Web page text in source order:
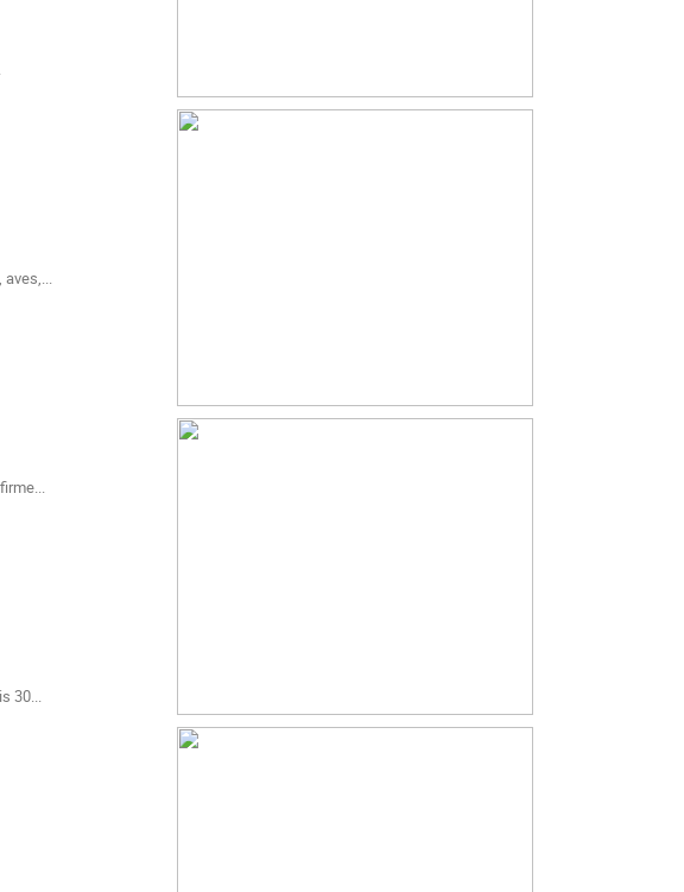
aves,...
30...